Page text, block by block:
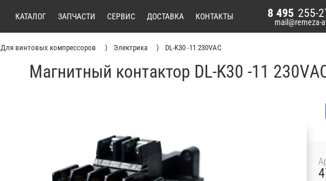
КАТАЛОГ ЗАПЧАСТИ СЕРВИС ДОСТАВКА КОНТАКТЫ 8 495 255-
mail@remeza-
Для винтовых компрессоров Электрика DL-K30 -11 230VАС
Магнитный контактор DL-K30 -11